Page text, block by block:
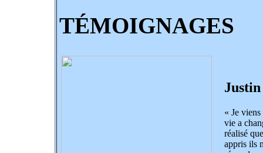
TÉMOIGNAGES
Justin
« Je
vie a
réalisé
appris ils